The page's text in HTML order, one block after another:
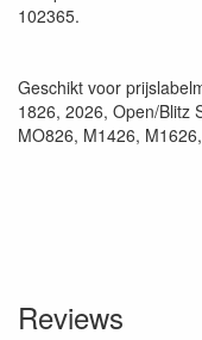
102365.
Geschikt voor
1826, 2026, Open/Blitz
MO826, M1426,
Reviews